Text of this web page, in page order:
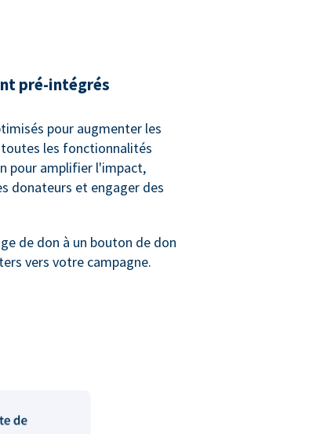
pré-intégrés
pour augmenter les
les fonctionnalités
pour amplifier l'impact,
donateurs et engager des
de don à un bouton de don
vers votre campagne.